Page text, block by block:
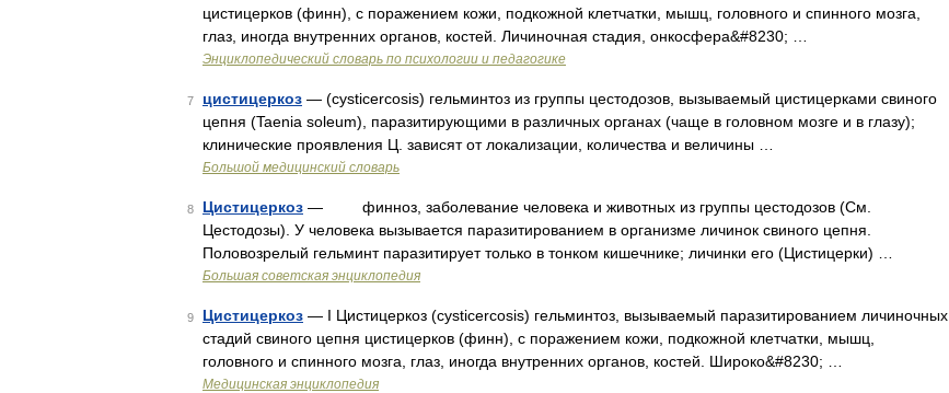
цистицерков (финн), с поражением кожи, подкожной клетчатки, мышц, головного и спинного мозга,
глаз, иногда внутренних органов, костей. Личиночная стадия, онкосфера&#8230; …
Энциклопедический словарь по психологии и педагогике
7 цистицеркоз — (cysticercosis) гельминтоз из группы цестодозов, вызываемый цистицерками свиного
цепня (Taenia soleum), паразитирующими в различных органах (чаще в головном мозге и в глазу);
клинические проявления Ц. зависят от локализации, количества и величины …
Большой медицинский словарь
8 Цистицеркоз — финноз, заболевание человека и животных из группы цестодозов (См.
Цестодозы). У человека вызывается паразитированием в организме личинок свиного цепня.
Половозрелый гельминт паразитирует только в тонком кишечнике; личинки его (Цистицерки) …
Большая советская энциклопедия
9 Цистицеркоз — I Цистицеркоз (cysticercosis) гельминтоз, вызываемый паразитированием личиночных
стадий свиного цепня цистицерков (финн), с поражением кожи, подкожной клетчатки, мышц,
головного и спинного мозга, глаз, иногда внутренних органов, костей. Широко&#8230; …
Медицинская энциклопедия